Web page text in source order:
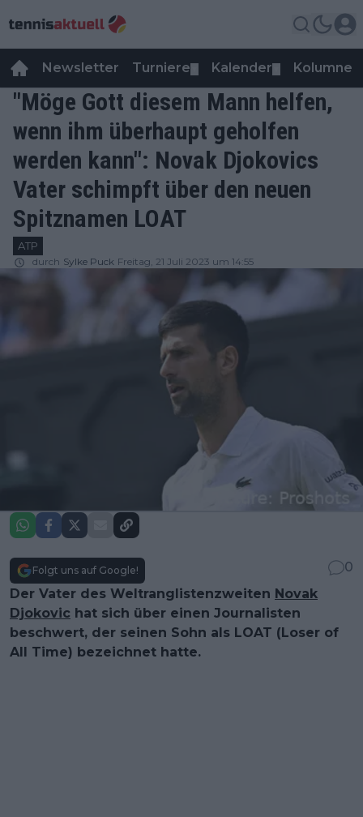
Newsletter Turniere Kalender Kolumnen
"Möge Gott diesem Mann helfen,
wenn ihm überhaupt geholfen
werden kann": Novak Djokovics
Vater schimpft über den neuen
Spitznamen LOAT
ATP
durch Sylke Puck Freitag, 21 Juli 2023 um 14:55
Folgt uns auf Google!
0
Der Vater des Weltranglistenzweiten Novak
Djokovic hat sich über einen Journalisten
beschwert, der seinen Sohn als LOAT (Loser of
All Time) bezeichnet hatte.